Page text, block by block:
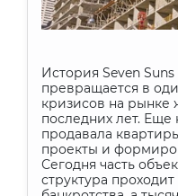
История Seven
превращается в
кризисов на
последних лет. Еще
продавала
проекты и
Сегодня часть
структура